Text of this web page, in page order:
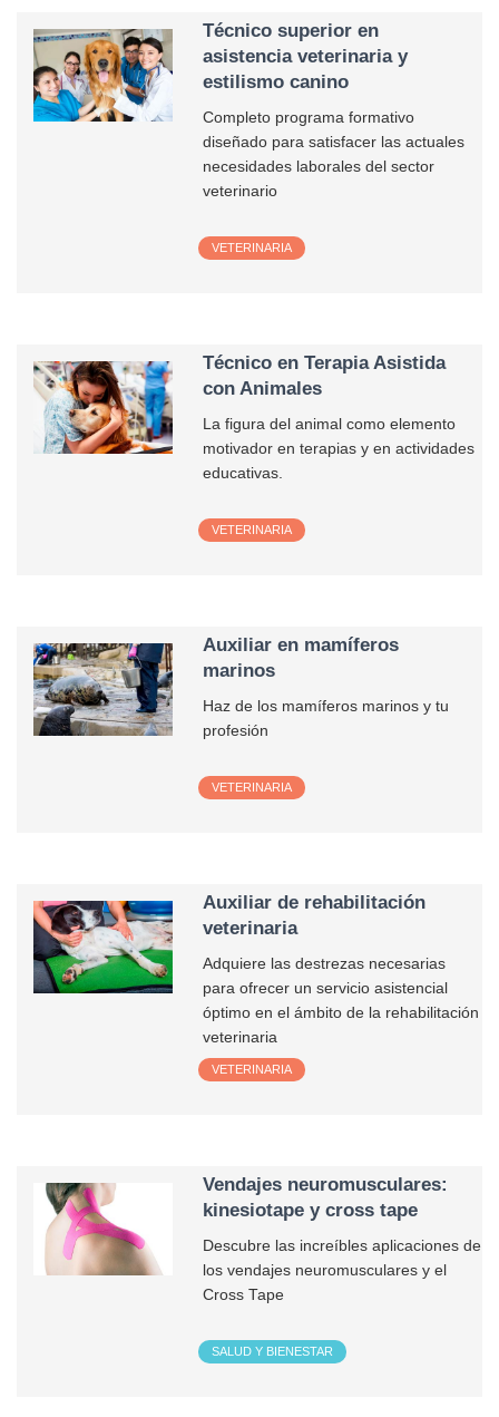
Técnico superior en
asistencia veterinaria y
estilismo canino
Completo programa formativo
diseñado para satisfacer las actuales
necesidades laborales del sector
veterinario
VETERINARIA
Técnico en Terapia Asistida
con Animales
La figura del animal como elemento
motivador en terapias y en actividades
educativas.
VETERINARIA
Auxiliar en mamíferos
marinos
Haz de los mamíferos marinos y tu
profesión
VETERINARIA
Auxiliar de rehabilitación
veterinaria
Adquiere las destrezas necesarias
para ofrecer un servicio asistencial
óptimo en el ámbito de la rehabilitación
veterinaria
VETERINARIA
Vendajes neuromusculares:
kinesiotape y cross tape
Descubre las increíbles aplicaciones de
los vendajes neuromusculares y el
Cross Tape
SALUD Y BIENESTAR